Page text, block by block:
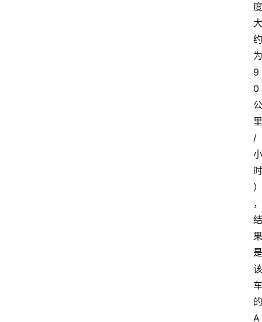
度
大
约
为
9
0
公
里
/
小
时
）
，
结
果
是
该
车
的
A